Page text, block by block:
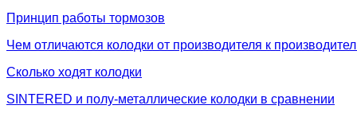
Принцип работы тормозов
Чем отличаются колодки от производителя к
Сколько ходят колодки
SINTERED и полу-металлические колодки в сравнении